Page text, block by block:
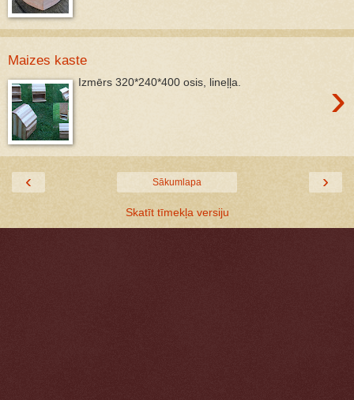
Maizes kaste
›
Izmērs 320*240*400 osis, lineļļa.
‹ ›
Sākumlapa
Skatīt tīmekļa versiju